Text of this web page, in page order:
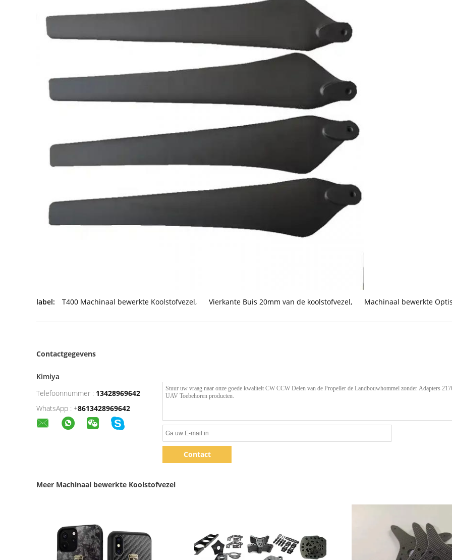
label: T400 Machinaal bewerkte Koolstofvezel, Vierkante Buis 20mm van de koolstofvezel, Machinaal bewerkte
Contactgegevens
Kimiya
Telefoonnummer : 13428969642
WhatsApp : +8613428969642
Contact
Meer Machinaal bewerkte Koolstofvezel